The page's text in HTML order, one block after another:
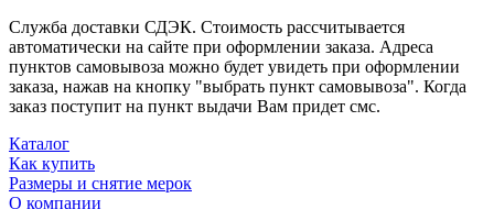
Служба доставки СДЭК. Стоимость рассчитывается
автоматически на сайте при оформлении заказа. Адреса
пунктов самовывоза можно будет увидеть при оформлении
заказа, нажав на кнопку "выбрать пункт самовывоза". Когда
заказ поступит на пункт выдачи Вам придет смс.
Каталог
Как купить
Размеры и снятие мерок
О компании